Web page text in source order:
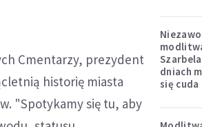
Cmentarzy, prezydent
historię miasta
"Spotykamy się tu, aby
dniach
się cuda